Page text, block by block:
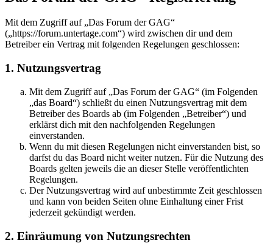
Mit dem Zugriff auf „Das Forum der GAG“
(„https://forum.untertage.com“) wird zwischen dir und dem
Betreiber ein Vertrag mit folgenden Regelungen geschlossen:
1. Nutzungsvertrag
Mit dem Zugriff auf „Das Forum der GAG“ (im Folgenden
„das Board“) schließt du einen Nutzungsvertrag mit dem
Betreiber des Boards ab (im Folgenden „Betreiber“) und
erklärst dich mit den nachfolgenden Regelungen
einverstanden.
Wenn du mit diesen Regelungen nicht einverstanden bist, so
darfst du das Board nicht weiter nutzen. Für die Nutzung des
Boards gelten jeweils die an dieser Stelle veröffentlichten
Regelungen.
Der Nutzungsvertrag wird auf unbestimmte Zeit geschlossen
und kann von beiden Seiten ohne Einhaltung einer Frist
jederzeit gekündigt werden.
2. Einräumung von Nutzungsrechten